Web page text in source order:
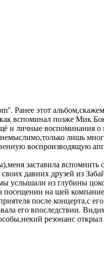
Ранее этот
вспоминал позже Мик
и личные воспоминания
лишь
воспроизводящую
заставила вспомнить
давних друзей из
услышали из глубины
на шей
после концерта,с
его впоследствии.
резонанс